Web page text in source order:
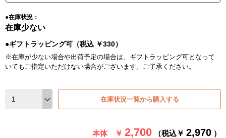
●在庫状況：
在庫少ない
●ギフトラッピング可（税込 ￥330）
※在庫が少ない場合や出荷予定の場合は、ギフトラッピング可となって
いてもご指定いただけない場合がございます。ご了承ください。
在庫状況一覧から購入する
本体 ￥ 2,700 （税込￥ 2,970 ）